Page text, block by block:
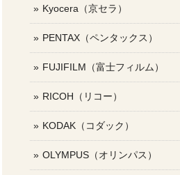
Kyocera（京セラ）
PENTAX（ペンタックス）
FUJIFILM（富士フィルム）
RICOH（リコー）
KODAK（コダック）
OLYMPUS（オリンパス）